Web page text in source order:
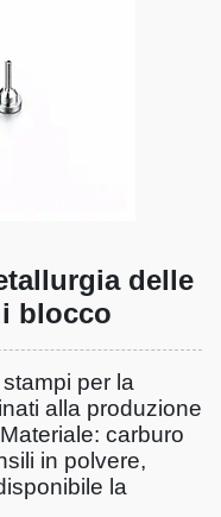
delle
blocco
per la
alla produzione
carburo
in polvere,
la